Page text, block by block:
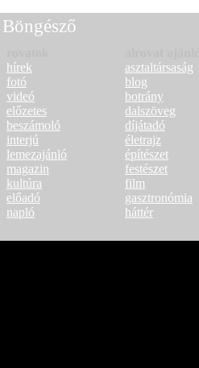
Böngésző
hírek
fotó
videó
előzetes
beszámoló
interjú
lemezajánló
magazin
kultúra
előadó
napló
asztaltársaság
blog
botrány
dalszöveg
díjátadó
életrajz
építészet
festészet
film
gasztronómia
háttér